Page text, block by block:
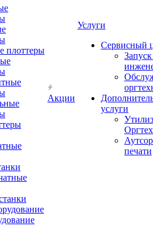
плоттеры
Акции
Услуги
Сервисный
услуги
печати